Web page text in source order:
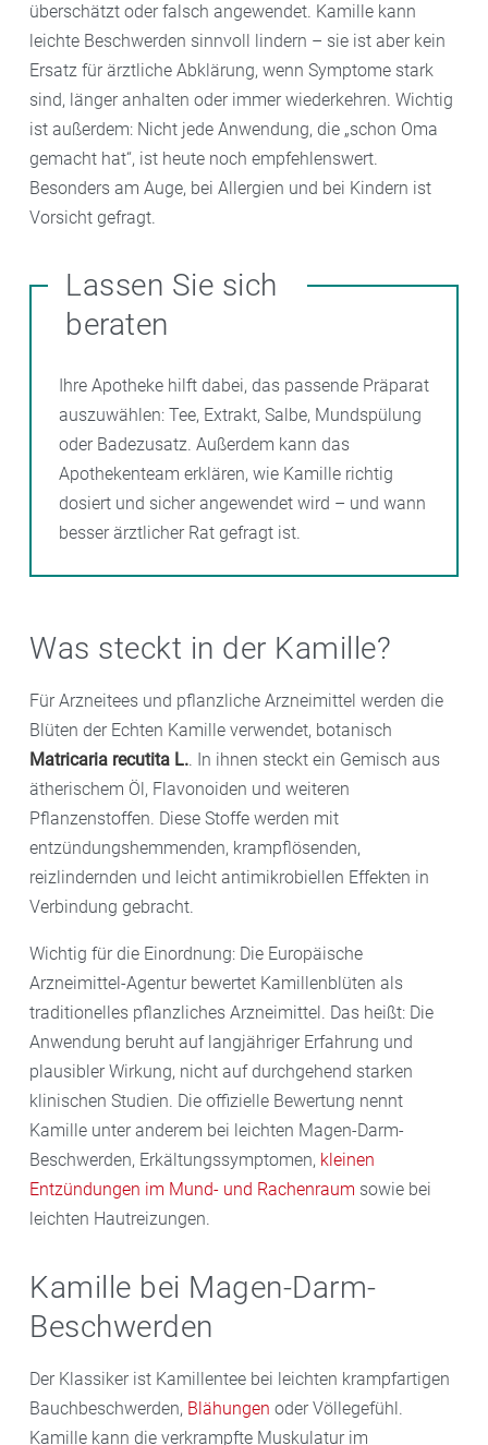
überschätzt oder falsch angewendet. Kamille kann
leichte Beschwerden sinnvoll lindern – sie ist aber kein
Ersatz für ärztliche Abklärung, wenn Symptome stark
sind, länger anhalten oder immer wiederkehren. Wichtig
ist außerdem: Nicht jede Anwendung, die „schon Oma
gemacht hat“, ist heute noch empfehlenswert.
Besonders am Auge, bei Allergien und bei Kindern ist
Vorsicht gefragt.
Lassen Sie sich
beraten
Ihre Apotheke hilft dabei, das passende Präparat
auszuwählen: Tee, Extrakt, Salbe, Mundspülung
oder Badezusatz. Außerdem kann das
Apothekenteam erklären, wie Kamille richtig
dosiert und sicher angewendet wird – und wann
besser ärztlicher Rat gefragt ist.
Was steckt in der Kamille?
Für Arzneitees und pflanzliche Arzneimittel werden die
Blüten der Echten Kamille verwendet, botanisch
Matricaria recutita L.. In ihnen steckt ein Gemisch aus
ätherischem Öl, Flavonoiden und weiteren
Pflanzenstoffen. Diese Stoffe werden mit
entzündungshemmenden, krampflösenden,
reizlindernden und leicht antimikrobiellen Effekten in
Verbindung gebracht.
Wichtig für die Einordnung: Die Europäische
Arzneimittel-Agentur bewertet Kamillenblüten als
traditionelles pflanzliches Arzneimittel. Das heißt: Die
Anwendung beruht auf langjähriger Erfahrung und
plausibler Wirkung, nicht auf durchgehend starken
klinischen Studien. Die offizielle Bewertung nennt
Kamille unter anderem bei leichten Magen-Darm-
Beschwerden, Erkältungssymptomen, kleinen
Entzündungen im Mund- und Rachenraum sowie bei
leichten Hautreizungen.
Kamille bei Magen-Darm-
Beschwerden
Der Klassiker ist Kamillentee bei leichten krampfartigen
Bauchbeschwerden, Blähungen oder Völlegefühl.
Kamille kann die verkrampfte Muskulatur im